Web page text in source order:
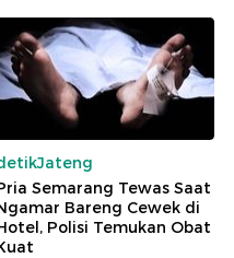
Semarang Tewas Saat
Bareng Cewek di
Polisi Temukan Obat